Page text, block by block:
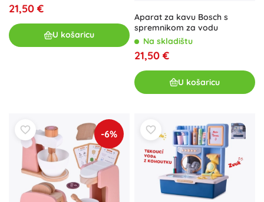
21,50 €
U košaricu
Aparat za kavu Bosch s
spremnikom za vodu
Na skladištu
21,50 €
U košaricu
-6%